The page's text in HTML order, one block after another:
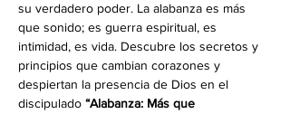
su verdadero poder. La alabanza es más
que sonido; es guerra espiritual, es
intimidad, es vida. Descubre los secretos y
principios que cambian corazones y
despiertan la presencia de Dios en el
discipulado “Alabanza: Más que